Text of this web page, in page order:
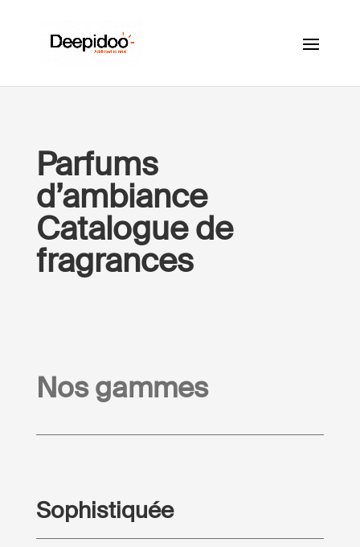
Parfums
d’ambiance
Catalogue de
fragrances
Nos gammes
Sophistiquée